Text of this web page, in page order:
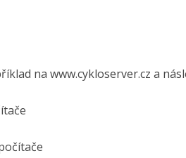
na www.cykloserver.cz a